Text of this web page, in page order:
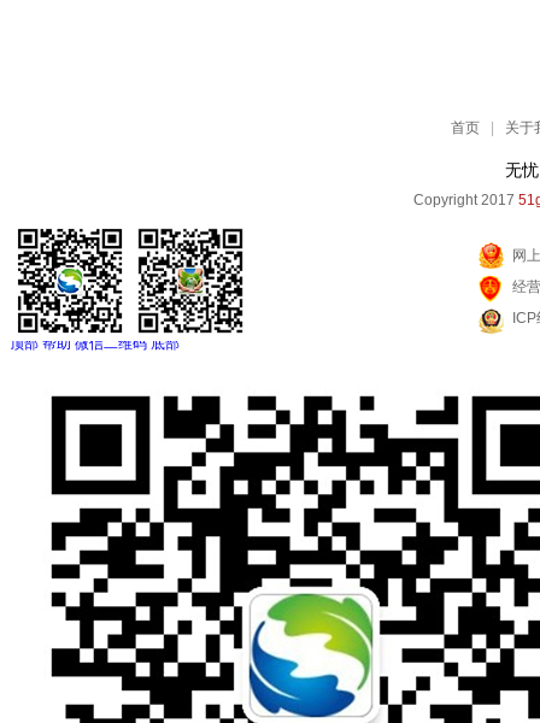
首页 关于
无
Copyright 2017
网
经
顶部 帮助 微信二维码 底部